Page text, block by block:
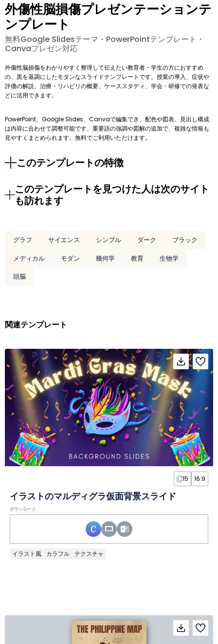
外傷性脳損傷プレゼンテーションテ
ンプレート
無料Google Slidesテーマ・PowerPointテンプレート・
Canvaプレゼン対応
外傷性脳損傷をわかりやすく整理して伝えたい教育者・学生の方におすすめ
の、黒を基調にしたモダンなスライドテンプレートです。授業の導入、症状や
評価の解説、治療・リハビリの概要、ケーススタディ、学会・研修での発表な
どに活用できます。
PowerPoint、Google Slides、Canvaで編集でき、配色や図表、見出し構成
は内容に合わせて調整可能です。重要語の強調や図解の追加で、複雑な情報も
見やすくまとめられます。無料でご利用いただけます。
このテンプレートの特徴
このテンプレートを見つけた人は次のサイト
も訪れます
グラフ サイエンス シンプル ダーク
ブラック
メディカル
モダン 幾何学 教育
生物学
頭脳
関連テンプレート
15 16:9
イラストのマルディグラ仮面背景スライド
ダウンロード
イラスト風 カラフル テクスチャ